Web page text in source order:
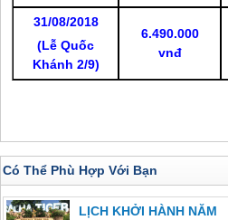
31/08/2018
(Lễ Quốc
Khánh 2/9)
6.490.000
vnđ
Có Thể Phù Hợp Với Bạn
LỊCH KHỞI HÀNH NĂM